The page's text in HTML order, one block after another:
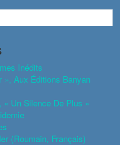
Inédits
Aux Éditions Banyan
« Un Silence De Plus »
(roumain, Français)